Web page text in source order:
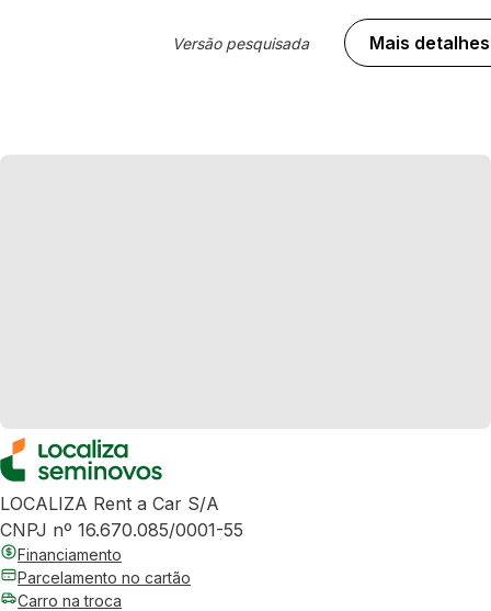
Versão pesquisada Mais detalhes
LOCALIZA Rent a Car S/A
CNPJ nº 16.670.085/0001-55
Financiamento
Parcelamento no cartão
Carro na troca